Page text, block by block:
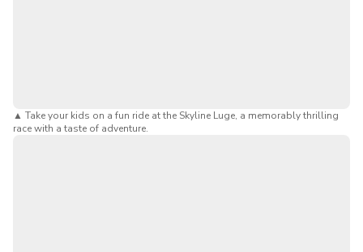
모든 연령대를 위한 스릴:
▲ Take your kids on a fun ride at the Skyline Luge, a memorably thrilling
race with a taste of adventure.